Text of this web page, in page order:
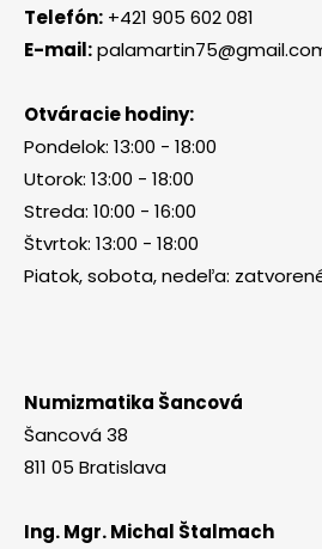
Telefón: +421 905 602 081
E-mail:
Otváracie hodiny:
Pondelok: 13:00 - 18:00
Utorok: 13:00 - 18:00
Streda: 10:00 - 16:00
Štvrtok: 13:00 - 18:00
Piatok, sobota, nedeľa:
Numizmatika Šancová
Šancová 38
811 05 Bratislava
Ing. Mgr. Michal Štalmach